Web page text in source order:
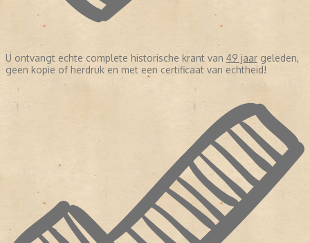
U ontvangt echte complete historische krant van 49 jaar geleden,
geen kopie of herdruk en met een certificaat van echtheid!